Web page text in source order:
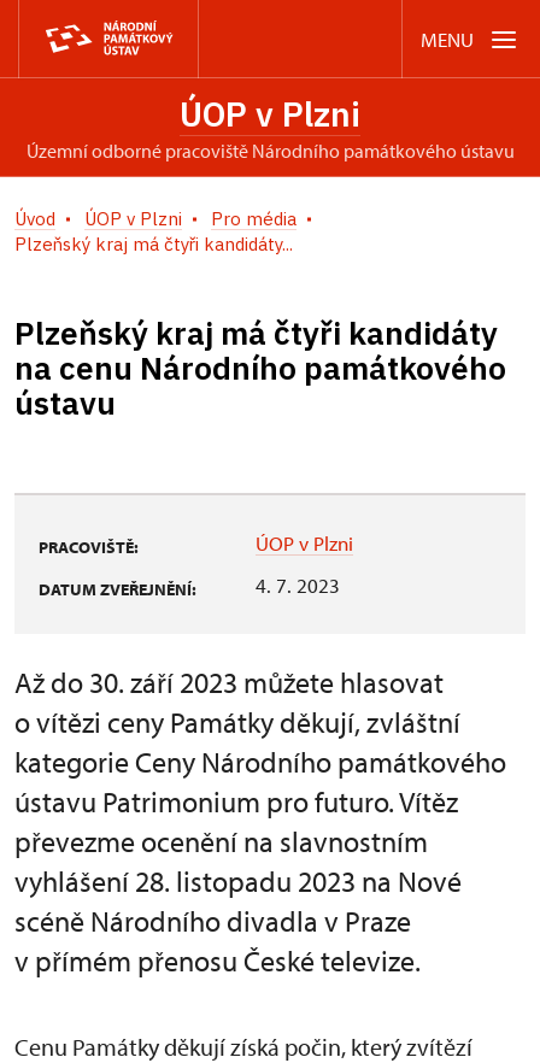
MENU
ÚOP v Plzni
územní odborné pracoviště Národního památkového ústavu
Úvod ÚOP v Plzni
Pro média
Plzeňský kraj má čtyři kandidáty...
Plzeňský kraj má čtyři kandidáty
na cenu Národního památkového
ústavu
PRACOVIŠTĚ: ÚOP v Plzni
DATUM ZVEŘEJNĚNÍ: 4. 7. 2023
Až do 30. září 2023 můžete hlasovat
o vítězi ceny Památky děkují, zvláštní
kategorie Ceny Národního památkového
ústavu Patrimonium pro futuro. Vítěz
převezme ocenění na slavnostním
vyhlášení 28. listopadu 2023 na Nové
scéně Národního divadla v Praze
v přímém přenosu České televize.
Cenu Památky děkují získá počin, který zvítězí